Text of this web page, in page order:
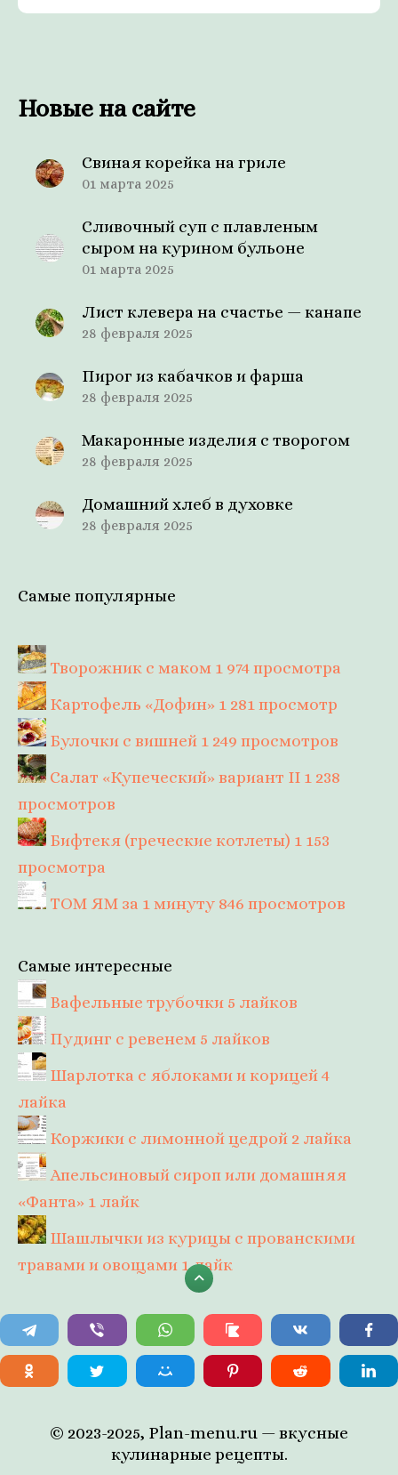
Новые на сайте
Свиная корейка на гриле
01 марта 2025
Сливочный суп с плавленым
сыром на курином бульоне
01 марта 2025
Лист клевера на счастье — канапе
28 февраля 2025
Пирог из кабачков и фарша
28 февраля 2025
Макаронные изделия с творогом
28 февраля 2025
Домашний хлеб в духовке
28 февраля 2025
Самые популярные
Творожник с маком 1 974 просмотра
Картофель «Дофин» 1 281 просмотр
Булочки с вишней 1 249 просмотров
Салат «Купеческий» вариант II 1 238
просмотров
Бифтекя (греческие котлеты) 1 153
просмотра
ТОМ ЯМ за 1 минуту 846 просмотров
Самые интересные
Вафельные трубочки 5 лайков
Пудинг с ревенем 5 лайков
Шарлотка с яблоками и корицей4
лайка
Коржики с лимонной цедрой 2 лайка
Апельсиновый сироп или домашняя
«Фанта» 1 лайк
Шашлычки из курицы с прованскими
травами и овощами 1 лайк
© 2023-2025, Plan-menu.ru — вкусные
кулинарные рецепты.